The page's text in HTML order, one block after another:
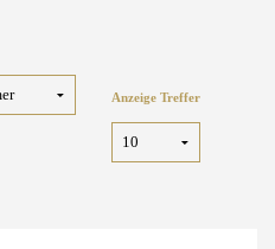
Anzeige Treffer